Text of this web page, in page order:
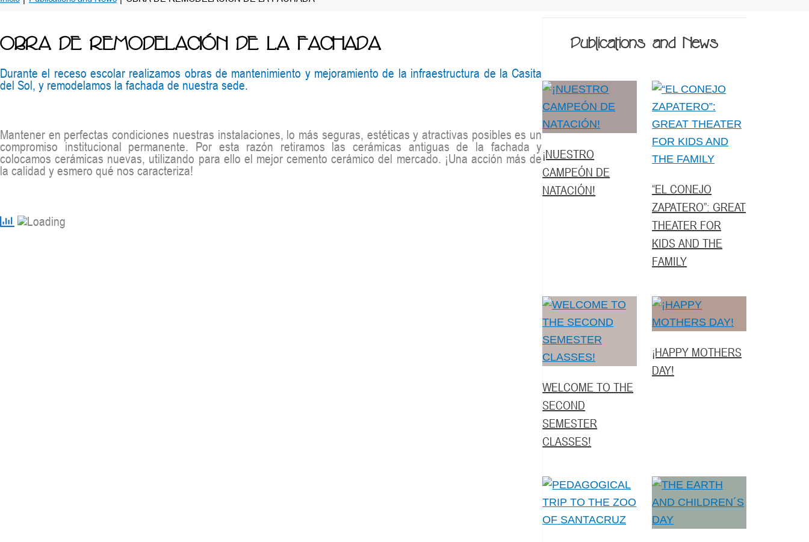
OBRA DE REMODELACIÓN DE LA FACHADA
Durante el receso escolar realizamos obras de mantenimiento y mejoramiento de la infraestructura de la Casita
del Sol, y remodelamos la fachada de nuestra sede.
Mantener en perfectas condiciones nuestras instalaciones, lo más seguras, estéticas y atractivas posibles es un
compromiso institucional permanente. Por esta razón retiramos las cerámicas antiguas de la fachada y
colocamos cerámicas nuevas, utilizando para ello el mejor cemento cerámico del mercado. ¡Una acción más de
la calidad y esmero qué nos caracteriza!
Publications and News
¡NUESTRO
CAMPEÓN DE
NATACIÓN!
“EL CONEJO
ZAPATERO”: GREAT
THEATER FOR
KIDS AND THE
FAMILY
WELCOME TO THE
SECOND
SEMESTER
CLASSES!
¡HAPPY MOTHERS
DAY!